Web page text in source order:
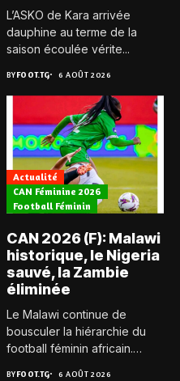
L’ASKO de Kara arrivée
dauphine au terme de la
saison écoulée vérite...
BYFOOT.TG 6 AOÛT 2026
Actualité
CAN Féminine 2026
Football Féminin
CAN 2026 (F): Malawi
historique, le Nigeria
sauvé, la Zambie
éliminée
Le Malawi continue de
bousculer la hiérarchie du
football féminin africain.
BYFOOT.TG 6 AOÛT 2026